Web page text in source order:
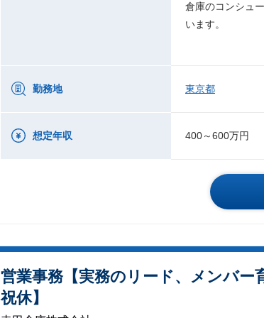
倉庫のコンシュ
います。
勤務地 東京都
想定年収 400～600万円
営業事務【実務のリード、メンバー
祝休】